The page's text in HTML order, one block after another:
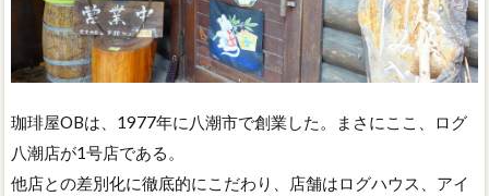
珈琲屋OBは、1977年に八潮市で創業した。まさにここ、ログ
八潮店が1号店である。
他店との差別化に徹底的にこだわり、店舗はログハウス、アイ